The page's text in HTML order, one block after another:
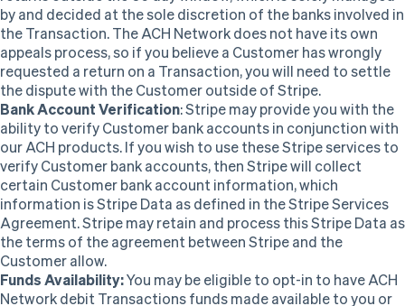
by and decided at the sole discretion of the banks involved in
the Transaction. The ACH Network does not have its own
appeals process, so if you believe a Customer has wrongly
requested a return on a Transaction, you will need to settle
the dispute with the Customer outside of Stripe.
Bank Account Verification:Stripe may provide you with the
ability to verify Customer bank accounts in conjunction with
our ACH products. If you wish to use these Stripe services to
verify Customer bank accounts, then Stripe will collect
certain Customer bank account information, which
information is Stripe Data as defined in the Stripe Services
Agreement. Stripe may retain and process this Stripe Data as
the terms of the agreement between Stripe and the
Customer allow.
Funds Availability:You may be eligible to opt-in to have ACH
Network debit Transactions funds made available to you or